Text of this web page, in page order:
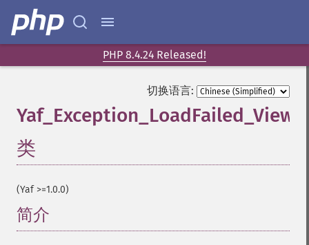
PHP 8.4.24 Released!
切换语言:
Yaf_Exception_LoadFailed_View
类
(Yaf >=1.0.0)
简介